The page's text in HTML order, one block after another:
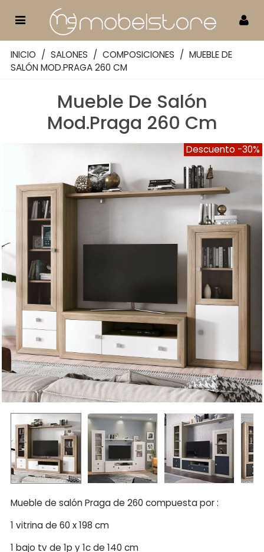
INICIO / SALONES / COMPOSICIONES / MUEBLE DE
SALÓN MOD.PRAGA 260 CM
Mueble De Salón
Mod.Praga 260 Cm
Descuento -30%
Mueble de salón Praga de 260 compuesta por :
1 vitrina de 60 x 198 cm
1 bajo tv de 1p y 1c de 140 cm